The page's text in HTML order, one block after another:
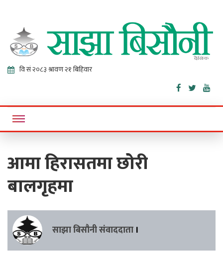
Sajha
Bisaunee
Online News Portal
आमा हिरासतमा छोरी
बालगृहमा
साझा बिसौनी संवाददाता ।